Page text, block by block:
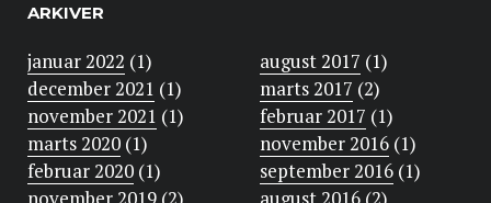
ARKIVER
januar 2022 (1)
december 2021 (1)
november 2021 (1)
marts 2020 (1)
februar 2020 (1)
august 2017 (1)
marts 2017 (2)
februar 2017 (1)
november 2016(1)
september 2016(1)